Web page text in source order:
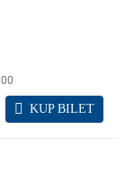
KUP BILET